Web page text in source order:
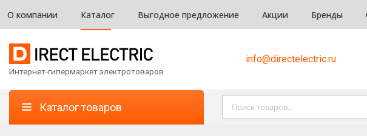
О компании Каталог Выгодное предложение Акции Бренды
Интернет-гипермаркет электротоваров
info@directelectric.ru
Каталог товаров